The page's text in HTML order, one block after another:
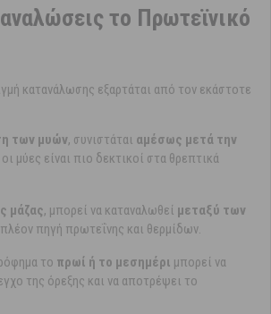
το Πρωτεϊνικό
κατανάλωσης εξαρτάται από τον εκάστοτε
των μυών, συνιστάται αμέσως μετά την
μύες είναι πιο δεκτικοί στα θρεπτικά
μάζας, μπορεί να καταναλωθεί μεταξύ των
πηγή πρωτεΐνης και θερμίδων.
το πρωί ή το μεσημέρι μπορεί να
της όρεξης και να αποτρέψει το